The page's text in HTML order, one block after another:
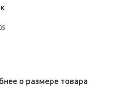
о размере товара